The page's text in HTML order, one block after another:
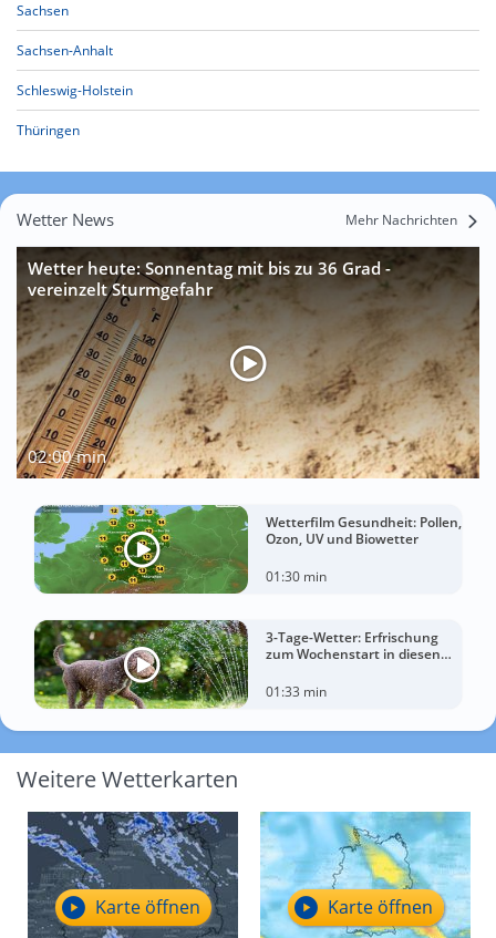
Sachsen
Sachsen-Anhalt
Schleswig-Holstein
Thüringen
Wetter News Mehr Nachrichten
Wetter heute: Sonnentag mit bis zu 36 Grad -
vereinzelt Sturmgefahr
02:00 min
Wetterfilm Gesundheit: Pollen,
Ozon, UV und Biowetter
01:30 min
3-Tage-Wetter: Erfrischung
zum Wochenstart in diesen
01:33 min
Weitere Wetterkarten
Karte öffnen Karte öffnen